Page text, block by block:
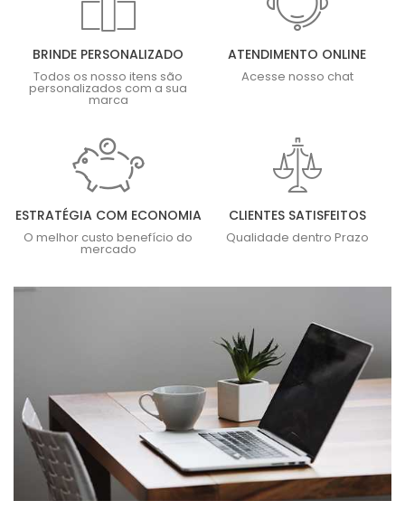
BRINDE PERSONALIZADO
Todos os nosso itens são
personalizados com a sua
marca
ATENDIMENTO ONLINE
Acesse nosso chat
ESTRATÉGIA COM ECONOMIA
O melhor custo benefício do
mercado
CLIENTES SATISFEITOS
Qualidade dentro Prazo